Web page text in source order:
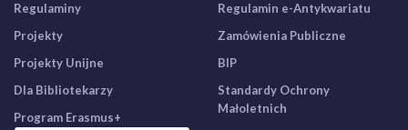
Regulaminy
Projekty
Projekty Unijne
Dla Bibliotekarzy
Program Erasmus+
Regulamin e-Antykwariatu
Zamówienia Publiczne
BIP
Standardy Ochrony
Małoletnich